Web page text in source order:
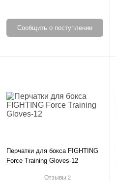
Сообщить о поступлении
Перчатки для бокса FIGHTING
Force Training Gloves-12
Отзывы2